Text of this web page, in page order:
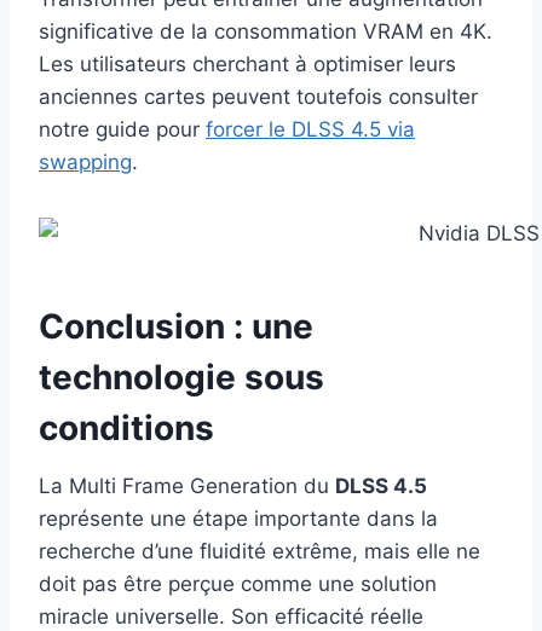
significative de la consommation VRAM en 4K.
Les utilisateurs cherchant à optimiser leurs
anciennes cartes peuvent toutefois consulter
notre guide pour forcer le DLSS 4.5 via
swapping.
Conclusion : une
technologie sous
conditions
La Multi Frame Generation du DLSS 4.5
représente une étape importante dans la
recherche d’une fluidité extrême, mais elle ne
doit pas être perçue comme une solution
miracle universelle. Son efficacité réelle